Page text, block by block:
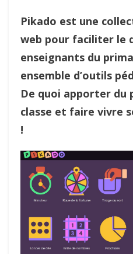
Pikado est une
web pour faciliter le
enseignants du
ensemble d’outils
De quoi apporter du
classe et faire vivre
!